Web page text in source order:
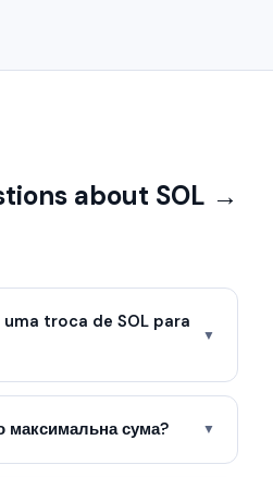
about SOL →
troca de SOL para
▼
максимальна сума? ▼